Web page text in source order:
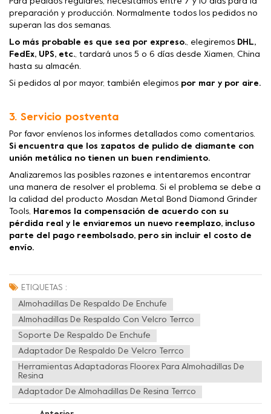
Para pedidos regulares, necesitamos entre 7 y 10 días para la
preparación y producción. Normalmente todos los pedidos no
superan las dos semanas.
Lo más probable es que sea por expreso., elegiremos DHL,
FedEx, UPS, etc., tardará unos 5 o 6 días desde Xiamen, China
hasta su almacén.
Si pedidos al por mayor, también elegimos por mar y por aire.
3. Servicio postventa
Por favor envíenos los informes detallados como comentarios.
Si encuentra que los zapatos de pulido de diamante con
unión metálica no tienen un buen rendimiento.
Analizaremos las posibles razones e intentaremos encontrar
una manera de resolver el problema. Si el problema se debe a
la calidad del producto Mosdan Metal Bond Diamond Grinder
Tools, Haremos la compensación de acuerdo con su
pérdida real y le enviaremos un nuevo reemplazo, incluso
parte del pago reembolsado, pero sin incluir el costo de
envío.
ETIQUETAS :
Almohadillas De Respaldo De Enchufe
Almohadillas De Respaldo Con Velcro Terrco
Soporte De Respaldo De Enchufe
Adaptador De Respaldo De Velcro Terrco
Herramientas Adaptadoras Floorex Para Almohadillas De
Resina
Adaptador De Almohadillas De Resina Terrco